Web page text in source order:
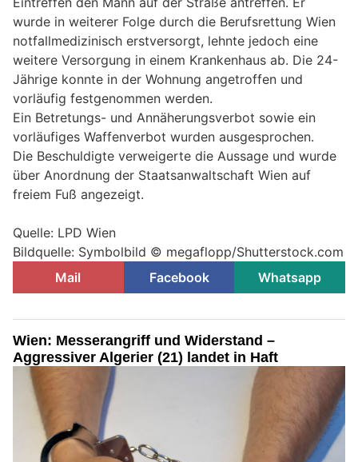
wurde in weiterer Folge durch die Berufsrettung Wien
notfallmedizinisch erstversorgt, lehnte jedoch eine
weitere Versorgung in einem Krankenhaus ab. Die 24-
Jährige konnte in der Wohnung angetroffen und
vorläufig festgenommen werden.
Ein Betretungs- und Annäherungsverbot sowie ein
vorläufiges Waffenverbot wurden ausgesprochen.
Die Beschuldigte verweigerte die Aussage und wurde
über Anordnung der Staatsanwaltschaft Wien auf
freiem Fuß angezeigt.
Quelle: LPD Wien
Bildquelle: Symbolbild © megaflopp/Shutterstock.com
Mail
Facebook Whatsapp
Wien: Messerangriff und Widerstand –
Aggressiver Algerier (21) landet in Haft